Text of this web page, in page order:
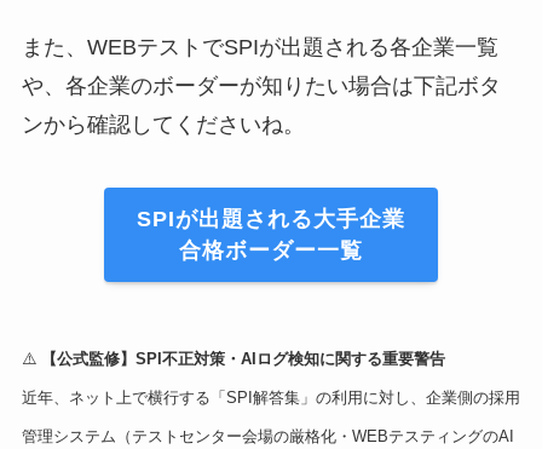
また、WEBテストでSPIが出題される各企業一覧
や、各企業のボーダーが知りたい場合は下記ボタ
ンから確認してくださいね。
SPIが出題される大手企業
合格ボーダー一覧
⚠️ 【公式監修】SPI不正対策・AIログ検知に関する重要警告
近年、ネット上で横行する「SPI解答集」の利用に対し、企業側の採用
管理システム（テストセンター会場の厳格化・WEBテスティングのAI